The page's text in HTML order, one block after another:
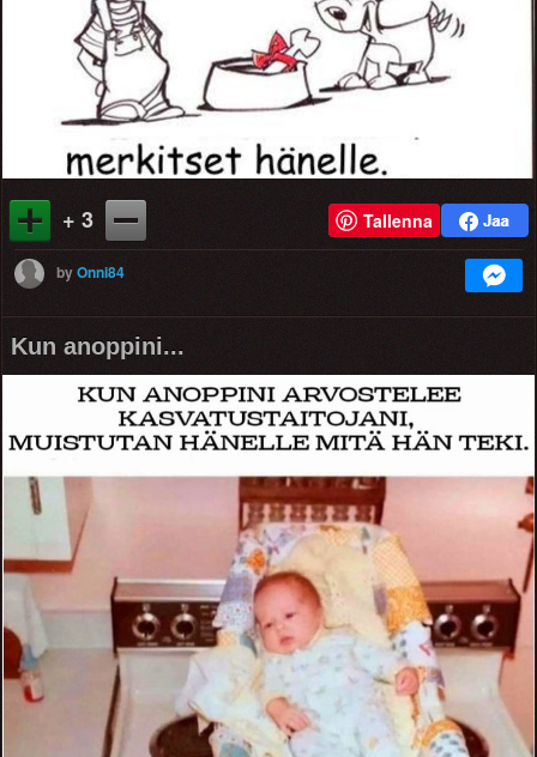
+ 3 Tallenna
byOnni84
Kun anoppini...